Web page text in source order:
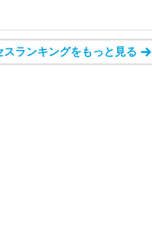
スランキングをもっと見る